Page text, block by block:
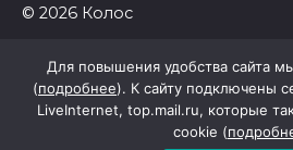
© 2026 Колос
Для повышения удобства сайта
(подробнее). К сайту подключены
LiveInternet, top.mail.ru, которые
cookie (